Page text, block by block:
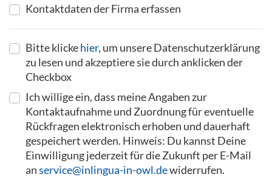
Kontaktdaten der Firma erfassen
Bitte klickehier, um unsere Datenschutzerklärung
zu lesen und akzeptiere sie durch anklicken der
Checkbox
Ich willige ein, dass meine Angaben zur
Kontaktaufnahme und Zuordnung für eventuelle
Rückfragen elektronisch erhoben und dauerhaft
gespeichert werden. Hinweis: Du kannst Deine
Einwilligung jederzeit für die Zukunft per E-Mail
anservice@inlingua-in-owl.dewiderrufen.